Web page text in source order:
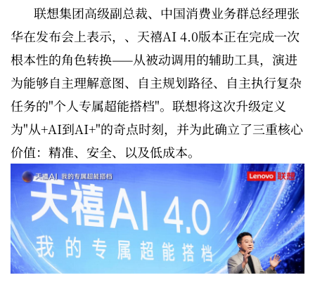
联想集团高级副总裁、中国消费业务群总经理张
华在发布会上表示，、天禧AI 4.0版本正在完成一次
根本性的角色转换——从被动调用的辅助工具，演进
为能够自主理解意图、自主规划路径、自主执行复杂
任务的"个人专属超能搭档"。联想将这次升级定义
为"从+AI到AI+"的奇点时刻，并为此确立了三重核心
价值：精准、安全、以及低成本。